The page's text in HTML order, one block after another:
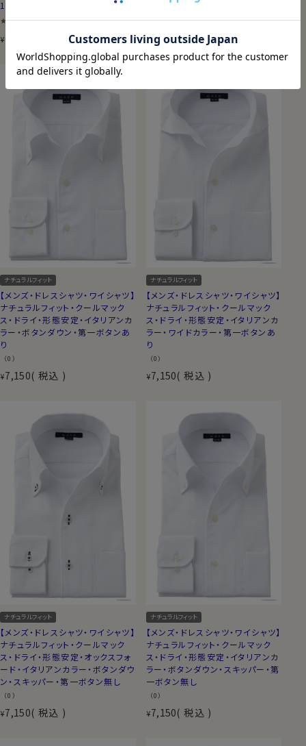
100%・スタンドカラー
4.60（5）
¥ ¥6,600 税込
ナチュラルフィット
【メンズ・ドレスシャツ・ワイシャツ】
ナチュラルフィット・クールマック
ス・ドライ・形態安定・イタリアンカ
ラー・ボタンダウン・第一ボタンあ
り
（0）
¥7,150 税込
ナチュラルフィット
【メンズ・ドレスシャツ・ワイシャツ】
ナチュラルフィット・クールマック
ス・ドライ・形態安定・イタリアンカ
ラー・ワイドカラー・第一ボタンあ
り
（0）
¥7,150 税込
ナチュラルフィット
【メンズ・ドレスシャツ・ワイシャツ】
ナチュラルフィット・クールマック
ス・ドライ・形態安定・オックスフォ
ード・イタリアンカラー・ボタンダウ
ン・スキッパー・第一ボタン無し
（0）
¥7,150 税込
ナチュラルフィット
【メンズ・ドレスシャツ・ワイシャツ】
ナチュラルフィット・クールマック
ス・ドライ・形態安定・イタリアンカ
ラー・ボタンダウン・スキッパー・第
一ボタン無し
（0）
¥7,150 税込